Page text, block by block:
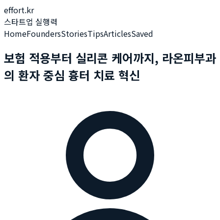
effort.kr
스타트업 실행력
HomeFoundersStoriesTipsArticlesSaved
보험 적용부터 실리콘 케어까지, 라온피부과
의 환자 중심 흉터 치료 혁신